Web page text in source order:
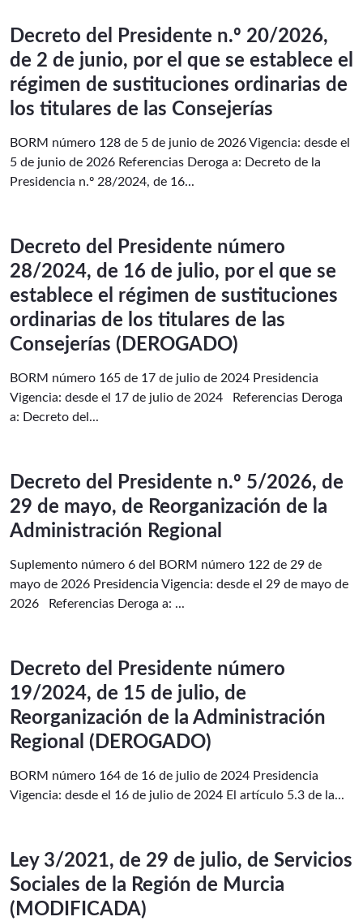
Decreto del Presidente n.º 20/2026,
de 2 de junio, por el que se establece el
régimen de sustituciones ordinarias de
los titulares de las Consejerías
BORM número 128 de 5 de junio de 2026 Vigencia: desde el
5 de junio de 2026 Referencias Deroga a: Decreto de la
Presidencia n.º 28/2024, de 16...
Decreto del Presidente número
28/2024, de 16 de julio, por el que se
establece el régimen de sustituciones
ordinarias de los titulares de las
Consejerías (DEROGADO)
BORM número 165 de 17 de julio de 2024 Presidencia
Vigencia: desde el 17 de julio de 2024 Referencias Deroga
a: Decreto del...
Decreto del Presidente n.º 5/2026, de
29 de mayo, de Reorganización de la
Administración Regional
Suplemento número 6 del BORM número 122 de 29 de
mayo de 2026 Presidencia Vigencia: desde el 29 de mayo de
2026 Referencias Deroga a: ...
Decreto del Presidente número
19/2024, de 15 de julio, de
Reorganización de la Administración
Regional (DEROGADO)
BORM número 164 de 16 de julio de 2024 Presidencia
Vigencia: desde el 16 de julio de 2024 El artículo 5.3 de la...
Ley 3/2021, de 29 de julio, de Servicios
Sociales de la Región de Murcia
(MODIFICADA)